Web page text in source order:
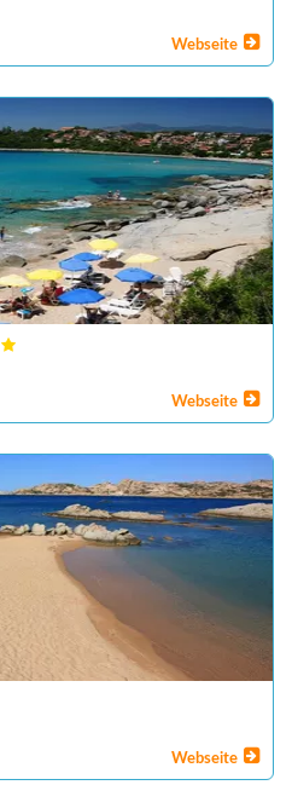
Webseite
Webseite
Webseite